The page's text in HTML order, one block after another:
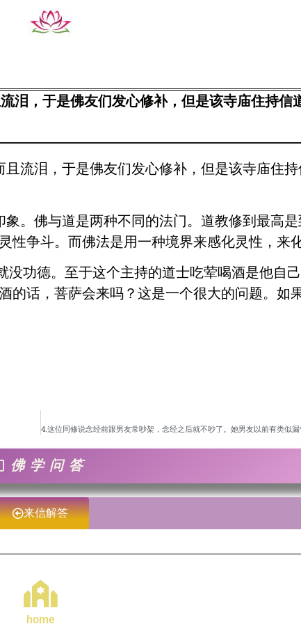
泪，于是佛友们发心修补，但是该寺庙住持信
流泪，于是佛友们发心修补，但是该寺庙住
。佛与道是两种不同的法门。道教修到最高
争斗。而佛法是用一种境界来感化灵性，来化
功德。至于这个主持的道士吃荤喝酒是他自
的话，菩萨会来吗？这是一个很大的问题。如
佛学问答
来信解答
home